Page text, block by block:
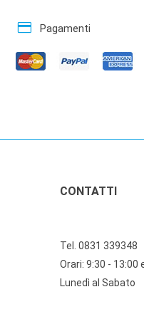
credit_card Pagamenti
CONTATTI
Tel. 0831 339348
Orari: 9:30 - 13:00
Lunedì al Sabato